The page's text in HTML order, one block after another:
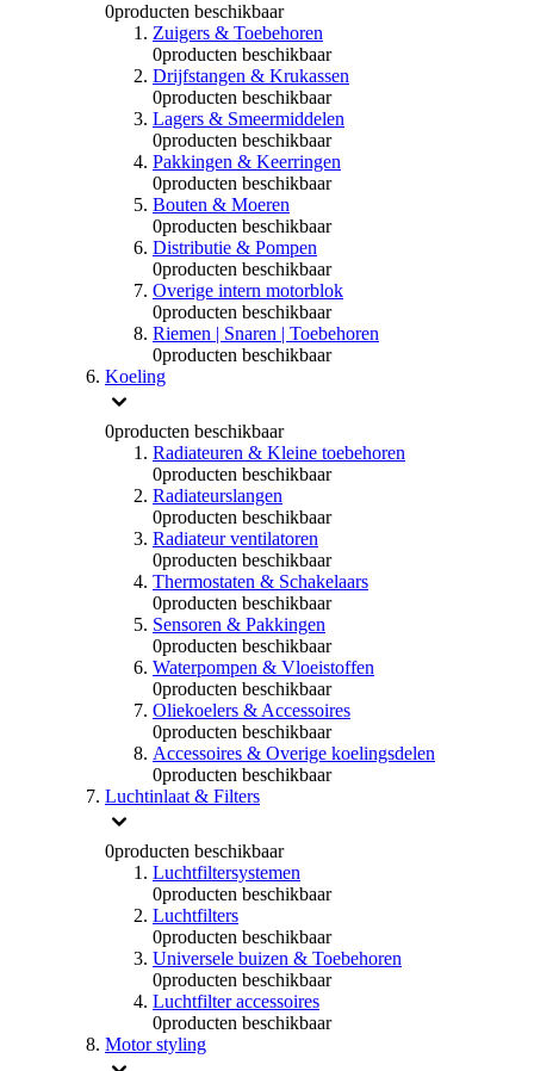
0producten beschikbaar
Zuigers & Toebehoren
0producten beschikbaar
Drijfstangen & Krukassen
0producten beschikbaar
Lagers & Smeermiddelen
0producten beschikbaar
Pakkingen & Keerringen
0producten beschikbaar
Bouten & Moeren
0producten beschikbaar
Distributie & Pompen
0producten beschikbaar
Overige intern motorblok
0producten beschikbaar
Riemen | Snaren | Toebehoren
0producten beschikbaar
Koeling
0producten beschikbaar
Radiateuren & Kleine toebehoren
0producten beschikbaar
Radiateurslangen
0producten beschikbaar
Radiateur ventilatoren
0producten beschikbaar
Thermostaten & Schakelaars
0producten beschikbaar
Sensoren & Pakkingen
0producten beschikbaar
Waterpompen & Vloeistoffen
0producten beschikbaar
Oliekoelers & Accessoires
0producten beschikbaar
Accessoires & Overige koelingsdelen
0producten beschikbaar
Luchtinlaat & Filters
0producten beschikbaar
Luchtfiltersystemen
0producten beschikbaar
Luchtfilters
0producten beschikbaar
Universele buizen & Toebehoren
0producten beschikbaar
Luchtfilter accessoires
0producten beschikbaar
Motor styling